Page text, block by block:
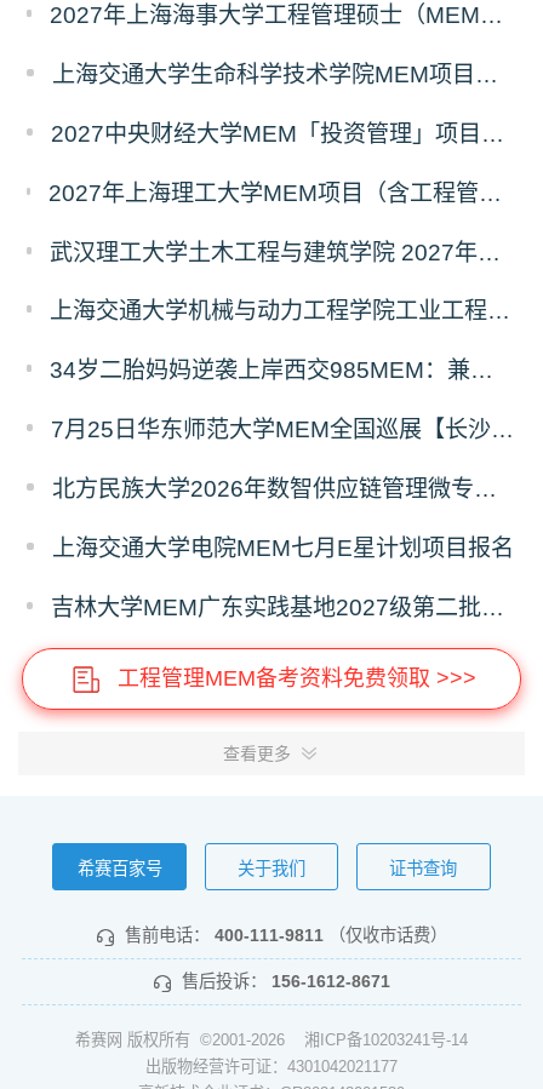
2027年上海海事大学工程管理硕士（MEM）宁波产教融合研究生培养项目
上海交通大学生命科学技术学院MEM项目全新介绍
2027中央财经大学MEM「投资管理」项目招生专题正式上线
2027年上海理工大学MEM项目（含工程管理、工业工程与管理、物流工程与管理）奖助学金政策发布
武汉理工大学土木工程与建筑学院 2027年工程管理硕士（MEM）招生简章
上海交通大学机械与动力工程学院工业工程学科硕士生招生专业及统考科目调整公告
34岁二胎妈妈逆袭上岸西交985MEM：兼顾工作带娃，零基础5个月逆风翻盘
7月25日华东师范大学MEM全国巡展【长沙站】开启，欢迎报考！
北方民族大学2026年数智供应链管理微专业招生简章
上海交通大学电院MEM七月E星计划项目报名
吉林大学MEM广东实践基地2027级第二批次预审面试启动
工程管理MEM备考资料免费领取 >>>
查看更多
希赛百家号 关于我们 证书查询
售前电话： 400-111-9811 （仅收市话费）
售后投诉： 156-1612-8671
希赛网 版权所有 ©2001-2026 湘ICP备10203241号-14
出版物经营许可证：4301042021177